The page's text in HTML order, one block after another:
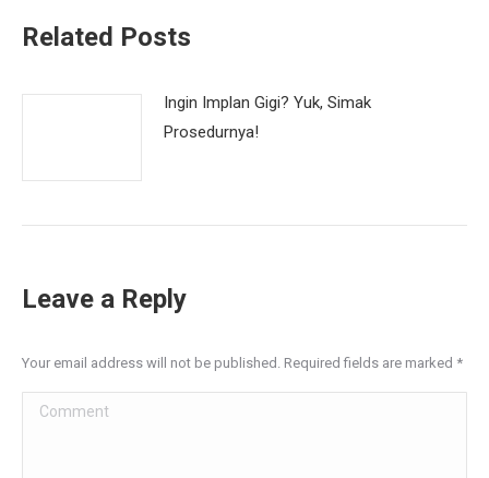
Related Posts
Ingin Implan Gigi? Yuk, Simak
Prosedurnya!
Leave a Reply
Your email address will not be published. Required fields are marked *
Comment